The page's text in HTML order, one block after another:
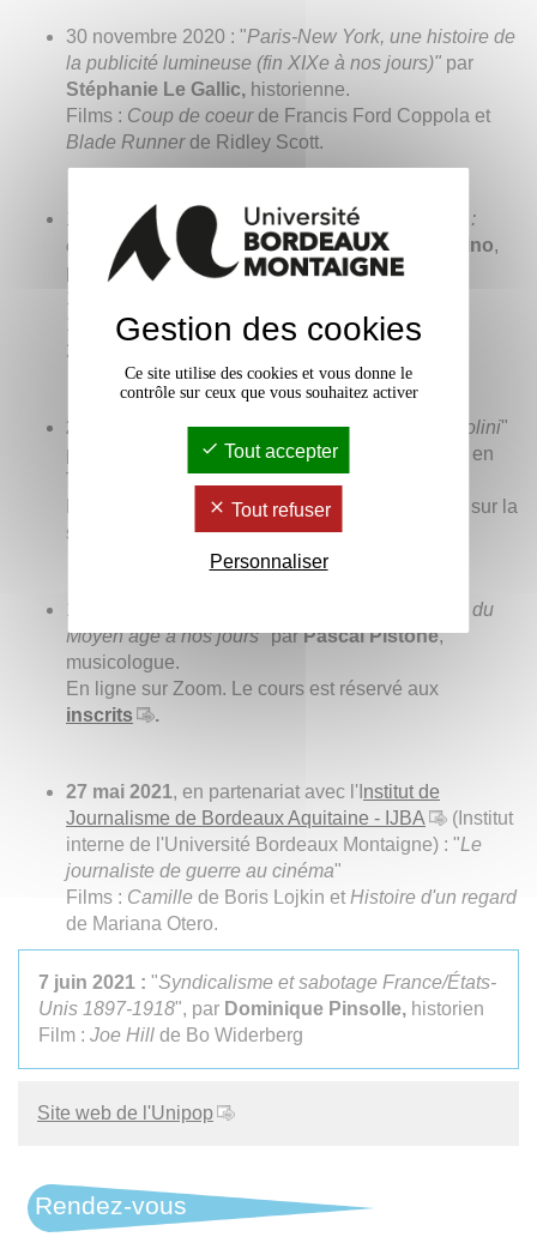
30 novembre 2020 : "Paris-New York, une histoire de
la publicité lumineuse (fin XIXe à nos jours)" par
Stéphanie Le Gallic, historienne.
Films : Coup de coeurde Francis Ford Coppola et
Blade Runnerde Ridley Scott.
février 2021 : "Le Risorgimento d'une nation :
complexité de l'unité italienne" parMarc Agostino,
professeur émérite d’Histoire contemporaine.
18h30 : Cours de Marc Agostino
20h30 : Film
25 février 2021 :"Le théâtre de Pier Paolo Pasolini"
par
Pierre Katuszewski,enseignant-chercheur en
Théâtre.
OEdipe Roi etComizi d'amore
. Enquête sur la
sexualité de Pier Paolo Pasolini.
1
La chanson française engagée, du
Moyen âge à nos jours" parPascal Pistone,
musicologue.
En ligne sur Zoom. Le cours est réservé aux
inscrits
.
27 mai 2021, en partenariat avec l'I nstitut de
Journalisme de Bordeaux Aquitaine - IJBA
(Institut
interne de l'Université Bordeaux Montaigne) : "Le
journaliste de guerre au cinéma"
Films : Camille de Boris Lojkin etHistoire d'un regard
de Mariana Otero.
7 juin 2021 : "Syndicalisme et sabotage France/États-
Unis 1897-1918", par Dominique Pinsolle, historien
Film : Joe Hill de Bo Widerberg
Site web de l'Unipop
Rendez-vous
Gestion des cookies
Ce site utilise des cookies et vous donne le
contrôle sur ceux que vous souhaitez activer
Tout accepter
Tout refuser
Personnaliser